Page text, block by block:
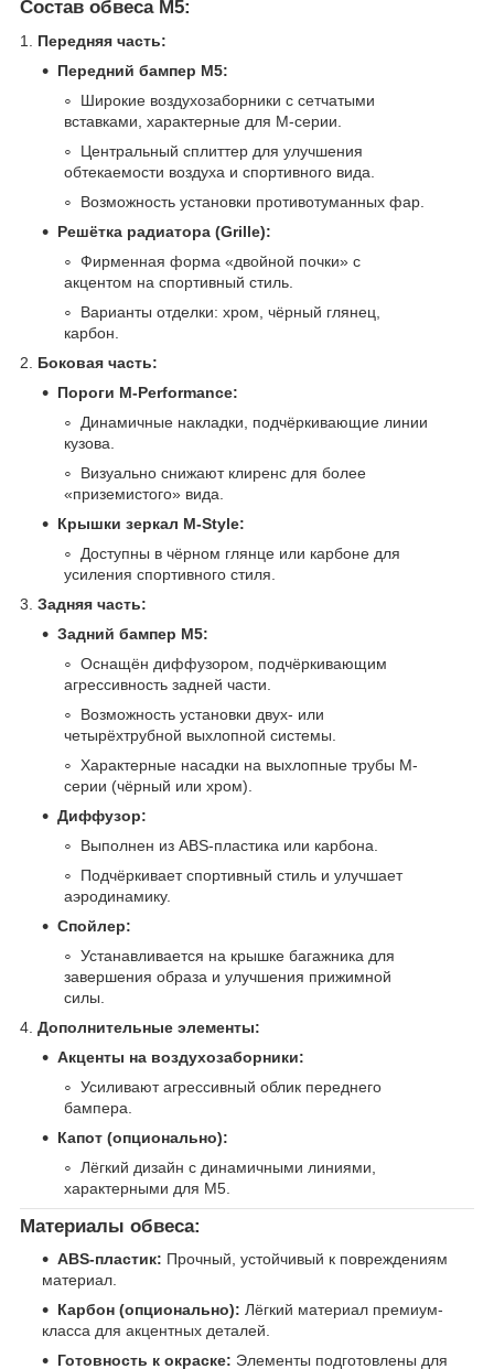
Состав обвеса M5:
1. Передняя часть:
Передний бампер M5:
Широкие воздухозаборники с сетчатыми
вставками, характерные для M-серии.
Центральный сплиттер для улучшения
обтекаемости воздуха и спортивного вида.
Возможность установки противотуманных фар.
Решётка радиатора (Grille):
Фирменная форма «двойной почки» с
акцентом на спортивный стиль.
Варианты отделки: хром, чёрный глянец,
карбон.
2. Боковая часть:
Пороги M-Performance:
Динамичные накладки, подчёркивающие линии
кузова.
Визуально снижают клиренс для более
«приземистого» вида.
Крышки зеркал M-Style:
Доступны в чёрном глянце или карбоне для
усиления спортивного стиля.
3. Задняя часть:
Задний бампер M5:
Оснащён диффузором, подчёркивающим
агрессивность задней части.
Возможность установки двух- или
четырёхтрубной выхлопной системы.
Характерные насадки на выхлопные трубы M-
серии (чёрный или хром).
Диффузор:
Выполнен из ABS-пластика или карбона.
Подчёркивает спортивный стиль и улучшает
аэродинамику.
Спойлер:
Устанавливается на крышке багажника для
завершения образа и улучшения прижимной
силы.
4. Дополнительные элементы:
Акценты на воздухозаборники:
Усиливают агрессивный облик переднего
бампера.
Капот (опционально):
Лёгкий дизайн с динамичными линиями,
характерными для M5.
Материалы обвеса:
ABS-пластик: Прочный, устойчивый к повреждениям
материал.
Карбон (опционально): Лёгкий материал премиум-
класса для акцентных деталей.
Готовность к окраске: Элементы подготовлены для